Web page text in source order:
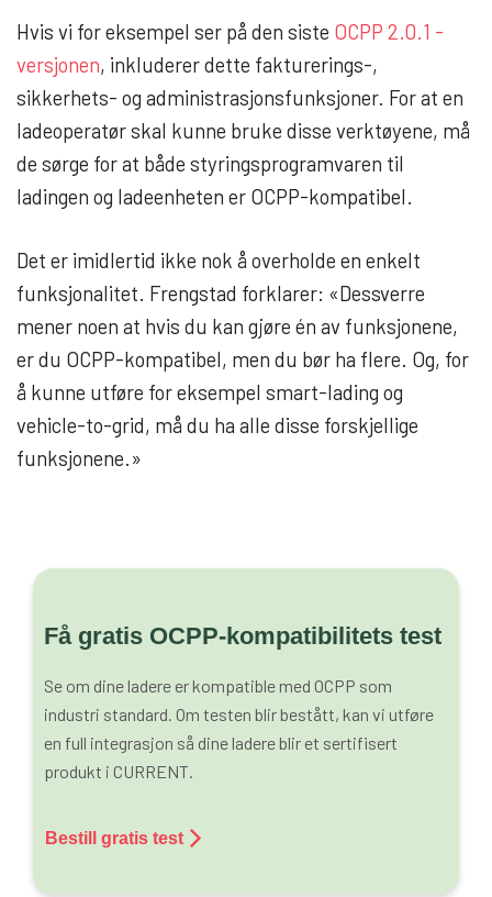
Hvis vi for eksempel ser på den siste OCPP 2.0.1 -
versjonen, inkluderer dette fakturerings-,
sikkerhets- og administrasjonsfunksjoner. For at en
ladeoperatør skal kunne bruke disse verktøyene, må
de sørge for at både styringsprogramvaren til
ladingen og ladeenheten er OCPP-kompatibel.
Det er imidlertid ikke nok å overholde en enkelt
funksjonalitet. Frengstad forklarer: «Dessverre
mener noen at hvis du kan gjøre én av funksjonene,
er du OCPP-kompatibel, men du bør ha flere. Og, for
å kunne utføre for eksempel smart-lading og
vehicle-to-grid, må du ha alle disse forskjellige
funksjonene.»
Få gratis OCPP-kompatibilitets test
Se om dine ladere er kompatible med OCPP som
industri standard. Om testen blir bestått, kan vi utføre
en full integrasjon så dine ladere blir et sertifisert
produkt i CURRENT.
Bestill gratis test